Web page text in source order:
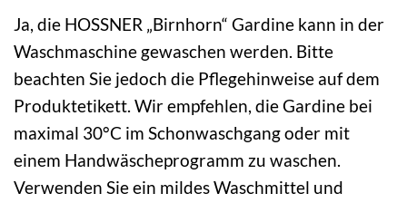
Ja, die HOSSNER „Birnhorn“ Gardine kann in der
Waschmaschine gewaschen werden. Bitte
beachten Sie jedoch die Pflegehinweise auf dem
Produktetikett. Wir empfehlen, die Gardine bei
maximal 30°C im Schonwaschgang oder mit
einem Handwäscheprogramm zu waschen.
Verwenden Sie ein mildes Waschmittel und